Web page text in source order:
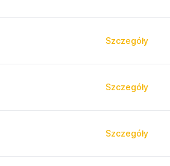
Szczegóły
Szczegóły
Szczegóły